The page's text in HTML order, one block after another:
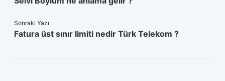
Sonraki Yazı
Fatura üst sınır limiti nedir Türk Telekom ?